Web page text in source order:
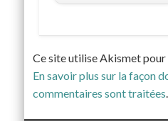
Ce site utilise Akismet
En savoir plus sur la façon
commentaires sont traitées.